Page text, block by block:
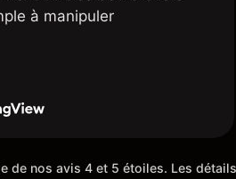
à manipuler
de nos avis 4 et 5 étoiles. Les